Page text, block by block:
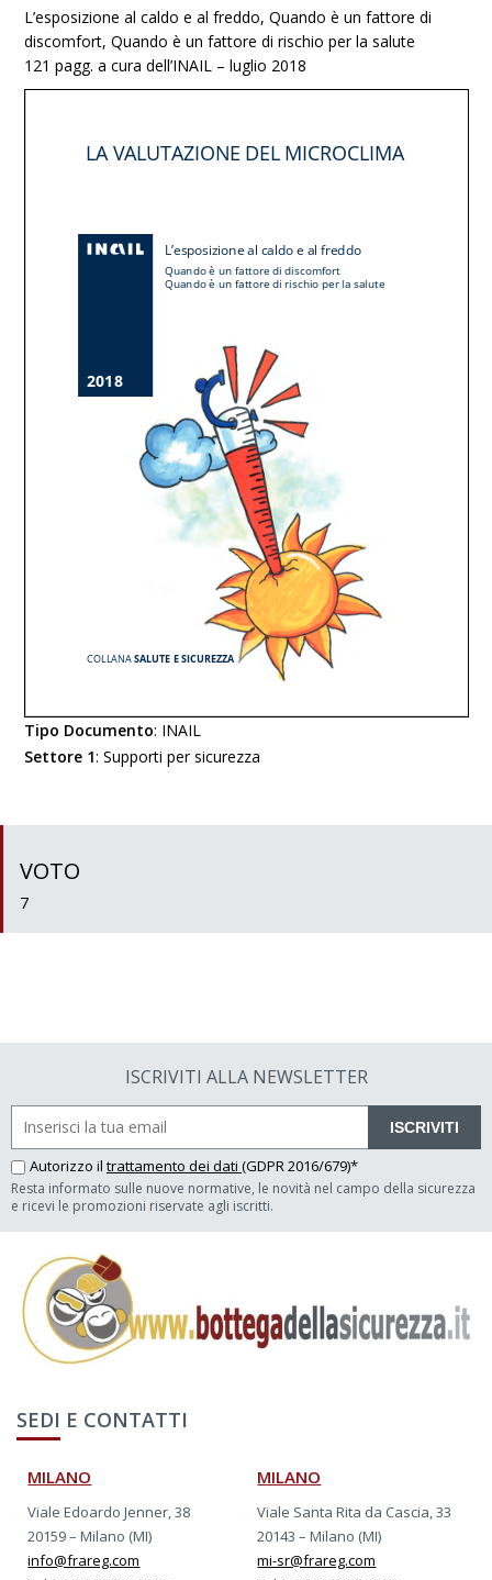
L’esposizione al caldo e al freddo,Quando è un fattore di
discomfort, Quando è un fattore di rischio per la salute
121 pagg. a cura dell’INAIL – luglio 2018
Tipo Documento: INAIL
Settore 1:Supporti per sicurezza
VOTO
7
ISCRIVITI ALLA NEWSLETTER
ISCRIVITI
Autorizzo il trattamento dei dati (GDPR 2016/679)*
Resta informato sulle nuove normative, le novità nel campo della sicurezza
e ricevi le promozioni riservate agli iscritti.
SEDI E CONTATTI
MILANO
Viale Edoardo Jenner, 38
20159 – Milano (MI)
info@frareg.com
MILANO
Viale Santa Rita da Cascia, 33
20143 – Milano (MI)
mi-sr@frareg.com